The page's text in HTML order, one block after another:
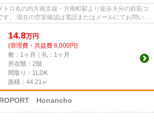
トロ丸の内方南支線・方南町駅より徒歩８分の鉄筋コ
てお問い合
14.8万円
(管理費・共益費 6,000円)
敷：1ヶ月｜礼：1ヶ月
所在階：2階
間取り：1LDK
面積：44.21㎡
Honancho